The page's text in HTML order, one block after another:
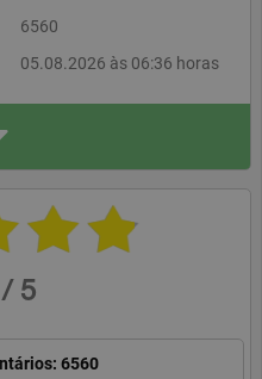
6560
05.08.2026 às 06:36 horas
UCI – União de Creditos Im
1070101, LISBOA
uci.pt
/ 5
6560